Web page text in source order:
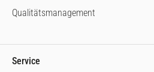
Qualitätsmanagement
Service